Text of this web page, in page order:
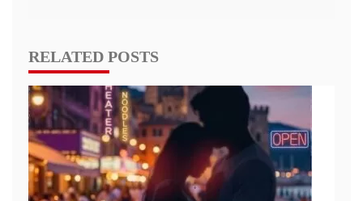
RELATED POSTS